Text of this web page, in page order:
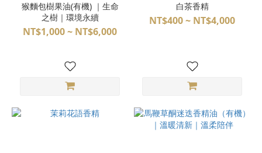
猴麵包樹果油(有機) ｜生命
之樹｜環境永續
NT$1,000 ~ NT$6,000
白茶香精
NT$400 ~ NT$4,000